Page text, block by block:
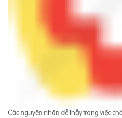
Các nguyên nhân dễ thấy trong việc